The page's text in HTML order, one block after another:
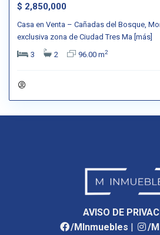
$ 2,850,000
Casa en Venta – Cañadas del Bosque,
exclusiva zona de Ciudad Tres Ma [más]
3
2 96.00 m2
AVISO DE
/MInmuebles |
/